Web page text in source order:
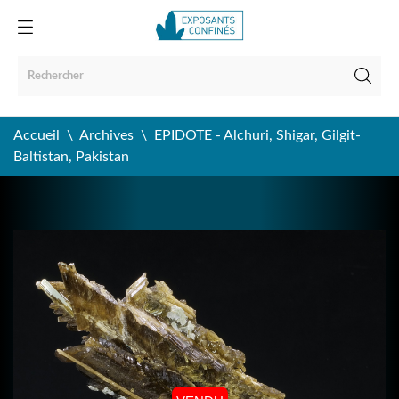
Accueil Archives
EPIDOTE - Alchuri, Shigar, Gilgit-
Baltistan, Pakistan